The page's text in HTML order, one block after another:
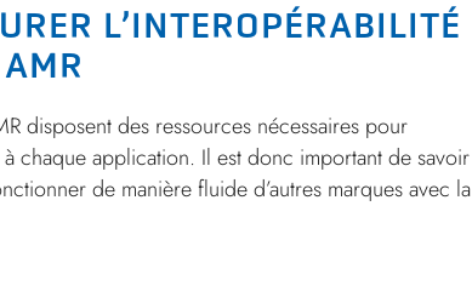
L’INTEROPÉRABILITÉ
disposent des ressources nécessaires pour
chaque application. Il est donc important de savoir
de manière fluide d’autres marques avec la